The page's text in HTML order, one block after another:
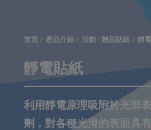
首頁 > 產品介紹 > 活動 / 贈品貼紙 > 靜
靜電貼紙
利用靜電原理吸附於光滑
劑，對各種光滑的表面具